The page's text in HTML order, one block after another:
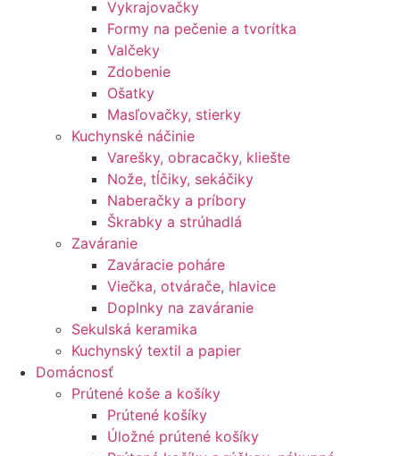
Vykrajovačky
Formy na pečenie a tvorítka
Valčeky
Zdobenie
Ošatky
Masľovačky, stierky
Kuchynské náčinie
Varešky, obracačky, kliešte
Nože, tĺčiky, sekáčiky
Naberačky a príbory
Škrabky a strúhadlá
Zaváranie
Zaváracie poháre
Viečka, otvárače, hlavice
Doplnky na zaváranie
Sekulská keramika
Kuchynský textil a papier
Domácnosť
Prútené koše a košíky
Prútené košíky
Úložné prútené košíky